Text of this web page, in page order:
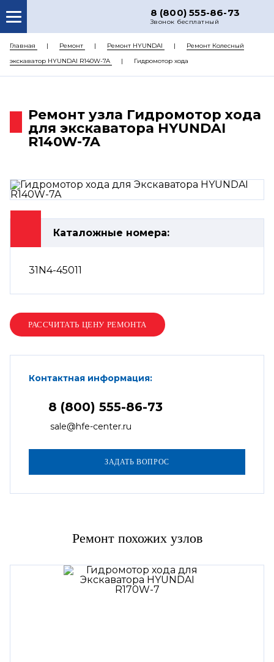
8 (800) 555-86-73
Звонок бесплатный
О НАС
КАТАЛОГ ЗАПЧАСТЕЙ
ДОСТАВКА
ЦЕНЫ
Главная Ремонт Ремонт HYUNDAI
Ремонт Колесный
экскаватор HYUNDAI R140W-7A
Гидромотор хода
Ремонт узла Гидромотор хода
для экскаватора HYUNDAI
R140W-7A
Каталожные номера:
31N4-45011
Контактная информация:
8 (800) 555-86-73
sale@hfe-center.ru
Ремонт похожих узлов